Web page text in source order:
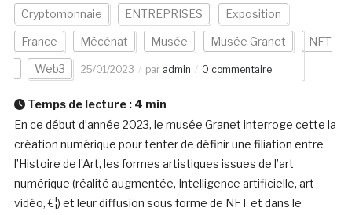
Cryptomonnaie ENTREPRISES Exposition
France Mécénat Musée Musée Granet NFT
Web3 25/01/2023 par admin 0 commentaire
Temps de lecture : 4 min
En ce début d’année 2023, le musée Granet interroge cette la
création numérique pour tenter de définir une filiation entre
l’Histoire de l’Art, les formes artistiques issues de l’art
numérique (réalité augmentée, Intelligence artificielle, art
vidéo, €¦) et leur diffusion sous forme de NFT et dans le